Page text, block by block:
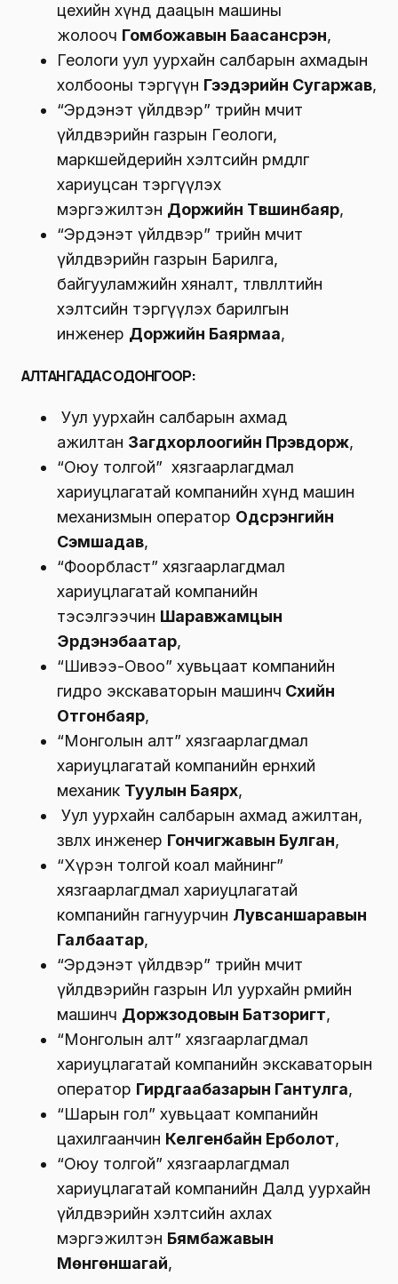
цехийн хүнд даацын машины
жолооч Гомбожавын Баасансүрэн,
Геологи уул уурхайн салбарын ахмадын
холбооны тэргүүн Гээдэрийн Сугаржав,
“Эрдэнэт үйлдвэр” төрийн өмчит
үйлдвэрийн газрын Геологи,
маркшейдерийн хэлтсийн өрөмдлөг
хариуцсан тэргүүлэх
мэргэжилтэн Доржийн Түвшинбаяр,
“Эрдэнэт үйлдвэр” төрийн өмчит
үйлдвэрийн газрын Барилга,
байгууламжийн хяналт, төлөвлөлтийн
хэлтсийн тэргүүлэх барилгын
инженер Доржийн Баярмаа,
АЛТАН ГАДАС ОДОНГООР:
Уул уурхайн салбарын ахмад
ажилтан Загдхорлоогийн Пүрэвдорж,
“Оюу толгой” хязгаарлагдмал
хариуцлагатай компанийн хүнд машин
механизмын оператор Одсүрэнгийн
Сэмшадав,
“Фоорбласт” хязгаарлагдмал
хариуцлагатай компанийн
тэсэлгээчин Шаравжамцын
Эрдэнэбаатар,
“Шивээ-Овоо” хувьцаат компанийн
гидро экскаваторын машинч Сүхийн
Отгонбаяр,
“Монголын алт” хязгаарлагдмал
хариуцлагатай компанийн ерөнхий
механик Туулын Баярхүү,
Уул уурхайн салбарын ахмад ажилтан,
зөвлөх инженер Гончигжавын Булган,
“Хүрэн толгой коал майнинг”
хязгаарлагдмал хариуцлагатай
компанийн гагнуурчин Лувсаншаравын
Галбаатар,
“Эрдэнэт үйлдвэр” төрийн өмчит
үйлдвэрийн газрын Ил уурхайн өрмийн
машинч Доржзодовын Батзоригт,
“Монголын алт” хязгаарлагдмал
хариуцлагатай компанийн экскаваторын
оператор Гирдгаабазарын Гантулга,
“Шарын гол” хувьцаат компанийн
цахилгаанчин Келгенбайн Ерболот,
“Оюу толгой” хязгаарлагдмал
хариуцлагатай компанийн Далд уурхайн
үйлдвэрийн хэлтсийн ахлах
мэргэжилтэн Бямбажавын
Мөнгөншагай,